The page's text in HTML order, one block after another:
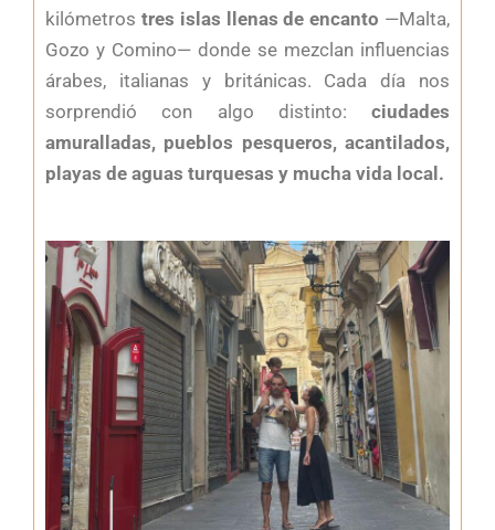
kilómetros tres islas llenas de encanto —Malta,
Gozo y Comino— donde se mezclan influencias
árabes, italianas y británicas. Cada día nos
sorprendió con algo distinto: ciudades
amuralladas, pueblos pesqueros, acantilados,
playas de aguas turquesas y mucha vida local.